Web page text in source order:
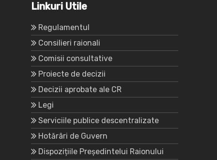
Linkuri Utile
Regulamentul
Consilieri raionali
Comisii consultative
Proiecte de decizii
Decizii aprobate ale CR
Legi
Serviciile publice descentralizate
Hotărâri de Guvern
Dispozițiile Președintelui Raionului